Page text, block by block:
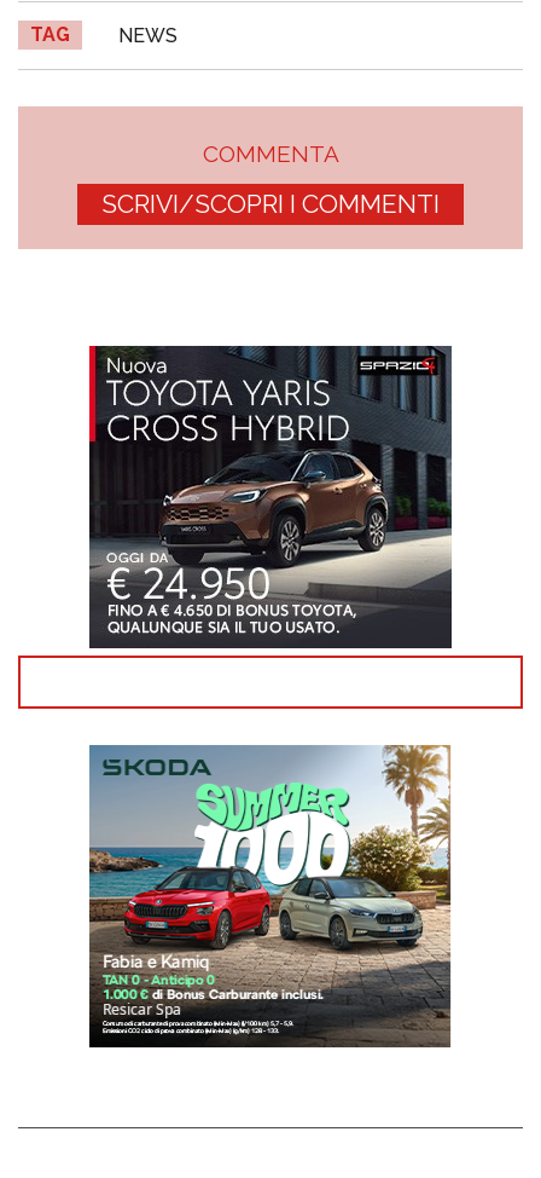
TAG NEWS
COMMENTA
SCRIVI/SCOPRI I COMMENTI